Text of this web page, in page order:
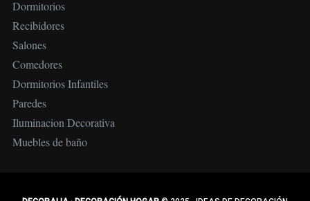
Dormitorios
Recibidores
Salones
Comedores
Dormitorios Infantiles
Paredes
Iluminacion Decorativa
Muebles de baño